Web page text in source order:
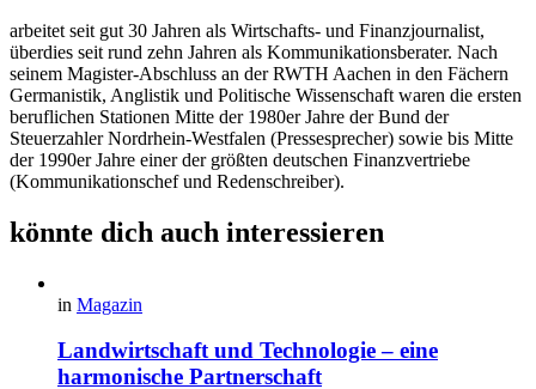
arbeitet seit gut 30 Jahren als Wirtschafts- und Finanzjournalist,
überdies seit rund zehn Jahren als Kommunikationsberater. Nach
seinem Magister-Abschluss an der RWTH Aachen in den Fächern
Germanistik, Anglistik und Politische Wissenschaft waren die ersten
beruflichen Stationen Mitte der 1980er Jahre der Bund der
Steuerzahler Nordrhein-Westfalen (Pressesprecher) sowie bis Mitte
der 1990er Jahre einer der größten deutschen Finanzvertriebe
(Kommunikationschef und Redenschreiber).
könnte dich auch interessieren
in Magazin
Landwirtschaft und Technologie – eine
harmonische Partnerschaft